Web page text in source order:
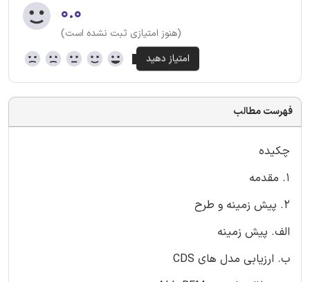
۰.۰
(هنوز امتیازی ثبت نشده است)
فهرست مطالب
چکیده
1. مقدمه
2. پیش زمینه و طرح
الف. پیش زمینه
ب. ارزیابی مدل های CDS